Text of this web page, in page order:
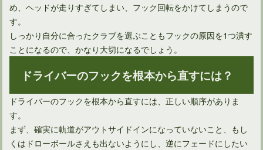
ゴルフルールでのパター2本の是非とその効果について
正しい体重移動ピッチングフォームをゴルフスイングに生かす
め、ヘッドが走りすぎてしまい、フック回転をかけてしまうので
す。
しっかり自分に合ったクラブを選ぶこともフックの原因を1つ潰す
ことになるので、かなり大切になるでしょう。
ドライバーのフックを根本から直すには？
ドライバーのフックを根本から直すには、正しい順序がありま
す。
まず、確実に軌道がアウトサイドインになっていないこと、もし
くはドローボールさえも出ないようにし、逆にフェードにしたい